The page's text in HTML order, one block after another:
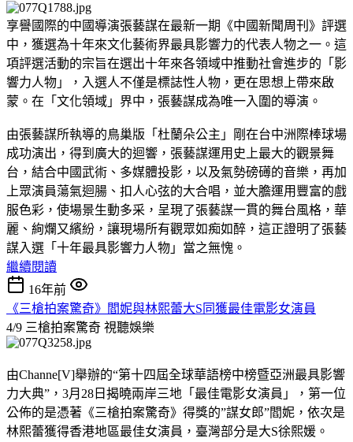
享譽國際的中國導演張藝謀在最新一期《中國新聞周刊》評選
中，獲選為十年來文化藝術界最具影響力的代表人物之一。這
項評選活動的宗旨在選出十年來各領域中推動社會進步的「影
響力人物」，入選人不僅是標誌性人物，更在思想上帶來啟
蒙。在「文化領域」界中，張藝謀成為唯一入圍的導演。
由張藝謀所執導的鳥巢版「杜蘭朵公主」剛在台中洲際棒球場
成功演出，得到廣大的迴響，張藝謀運用史上最大的觀景舞
台，結合中國武術、多媒體投影，以及氣勢磅礡的音樂，再加
上眾演員蕩氣迴腸、扣人心弦的大合唱，並大膽運用豐富的戲
服色彩，使場景生動多采，呈現了張藝謀一貫的舞台風格，華
麗、絢爛又繽紛，讓現場所有觀眾如痴如醉，這正證明了張藝
謀入選「十年最具影響力人物」當之無愧。
繼續閱讀
16年前
《三槍拍案驚奇》閻妮與林熙蕾大S同獲最佳電影女演員
4/9 三槍拍案驚奇 視聽娛樂
由Channe[V]舉辦的“第十四屆全球華語榜中榜暨亞洲最具影響
力大典”，3月28日揭曉兩岸三地「最佳電影女演員」，第一位
公佈的是憑著《三槍拍案驚奇》得獎的”謀女郎”閻妮，依次是
林熙蕾獲得香港地區最佳女演員，臺灣部分是大S徐熙媛。